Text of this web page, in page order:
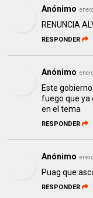
Anónimo
RENUNCIA
RESPONDER
Anónimo
Este
fuego que ya
en el tema
RESPONDER
Anónimo
Puag que
RESPONDER